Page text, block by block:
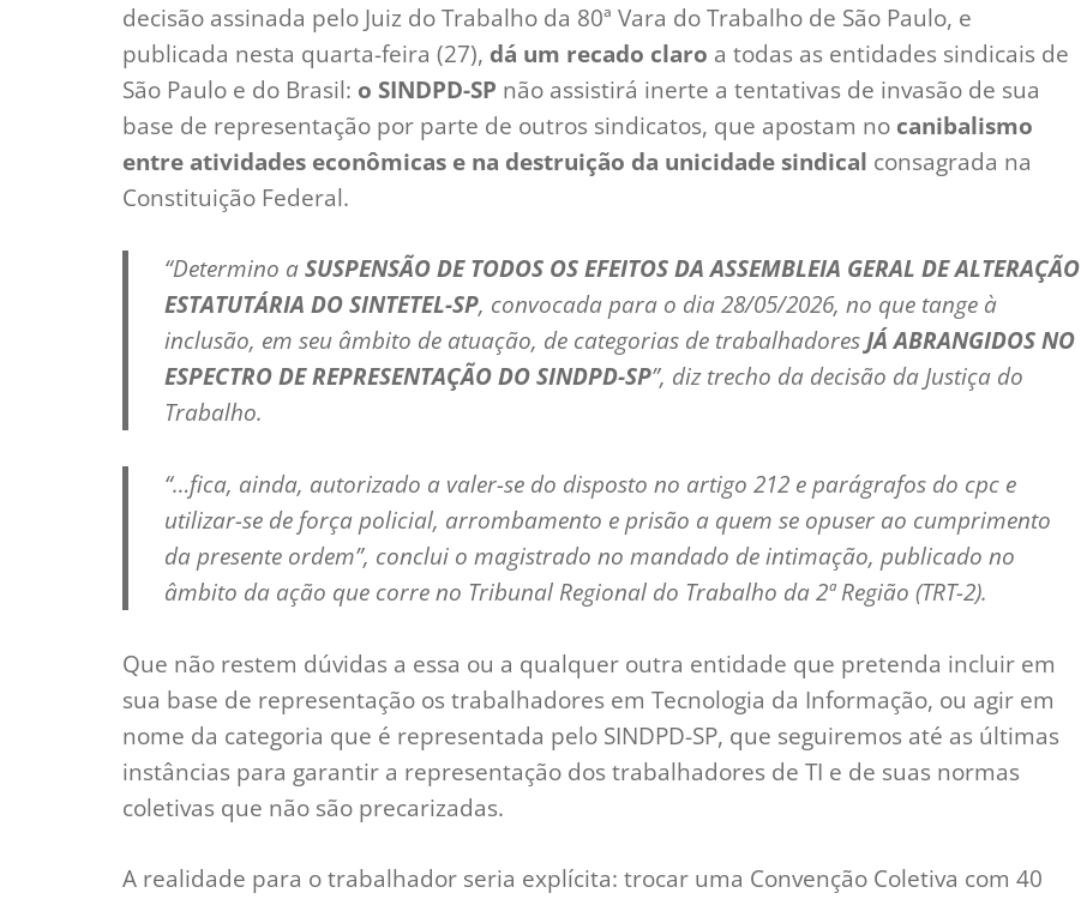
decisão assinada pelo Juiz do Trabalho da 80ª Vara do Trabalho de São Paulo, e
publicada nesta quarta-feira (27), dá um recado claro a todas as entidades sindicais de
São Paulo e do Brasil: o SINDPD-SP não assistirá inerte a tentativas de invasão de sua
base de representação por parte de outros sindicatos, que apostam no canibalismo
entre atividades econômicas e na destruição da unicidade sindical consagrada na
Constituição Federal.
“Determino aSUSPENSÃO DE TODOS OS EFEITOS DA ASSEMBLEIA GERAL DE ALTERAÇÃO
ESTATUTÁRIA DO SINTETEL-SP, convocada para o dia 28/05/2026, no que tange à
inclusão, em seu âmbito de atuação, de categorias de trabalhadoresJÁ ABRANGIDOS NO
ESPECTRO DE REPRESENTAÇÃO DO SINDPD-SP”, diz trecho da decisão da Justiça do
Trabalho.
“…fica, ainda, autorizado a valer-se do disposto no artigo 212 e parágrafos do cpc e
utilizar-se de força policial, arrombamento e prisão a quem se opuser ao cumprimento
da presente ordem”, conclui o magistrado no mandado de intimação, publicado no
âmbito da ação que corre no Tribunal Regional do Trabalho da 2ª Região (TRT-2).
Que não restem dúvidas a essa ou a qualquer outra entidade que pretenda incluir em
sua base de representação os trabalhadores em Tecnologia da Informação, ou agir em
nome da categoria que é representada pelo SINDPD-SP, que seguiremos até as últimas
instâncias para garantir a representação dos trabalhadores de TI e de suas normas
coletivas que não são precarizadas.
A realidade para o trabalhador seria explícita: trocar uma Convenção Coletiva com 40